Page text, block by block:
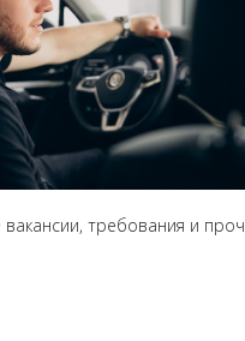
требования и проч.